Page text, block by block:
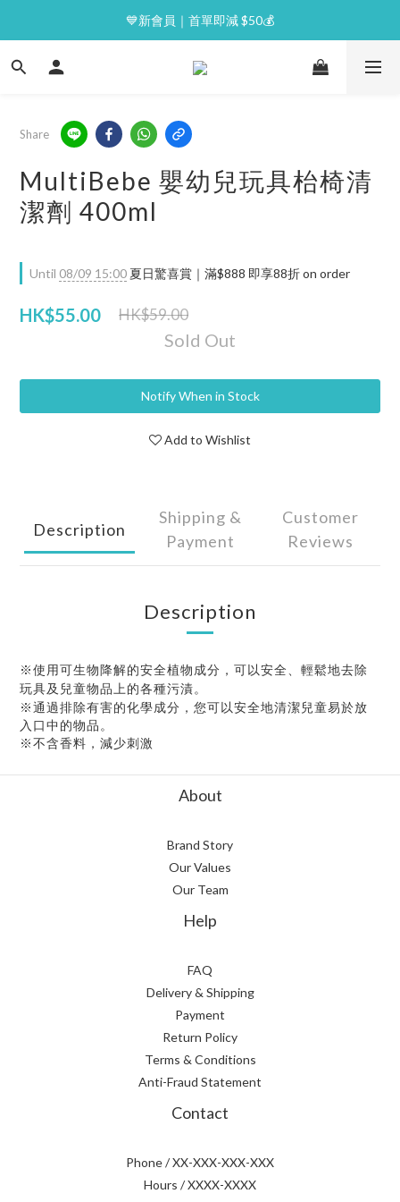
⭐逢星期一malluxe day｜7%購物金回贈
💙新會員｜首單即減 $50💰
⭐逢星期一malluxe day｜7%購物金回贈
Share
MultiBebe 嬰幼兒玩具枱椅清
潔劑 400ml
Until 08/09 15:00 夏日驚喜賞｜滿$888 即享88折 on order
HK$55.00 HK$59.00
Sold Out
Notify When in Stock
Add to Wishlist
Description
Shipping &
Payment
Customer
Reviews
Description
※使用可生物降解的安全植物成分，可以安全、輕鬆地去除
玩具及兒童物品上的各種污漬。
※通過排除有害的化學成分，您可以安全地清潔兒童易於放
入口中的物品。
※不含香料，減少刺激
About
Brand Story
Our Values
Our Team
Help
FAQ
Delivery & Shipping
Payment
Return Policy
Terms & Conditions
Anti-Fraud Statement
Contact
Phone / XX-XXX-XXX-XXX
Hours / XXXX-XXXX